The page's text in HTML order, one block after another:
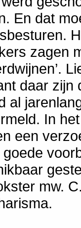
En dat
zagen
daar
al
In
een
mw.